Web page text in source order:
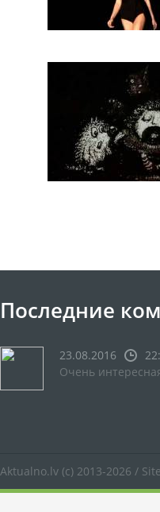
Последние
23.08.2016
Очень
Aktualno.lv (c) 2013-2026 /